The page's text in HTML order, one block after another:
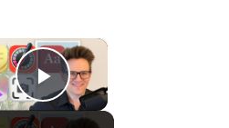
×
Play Video